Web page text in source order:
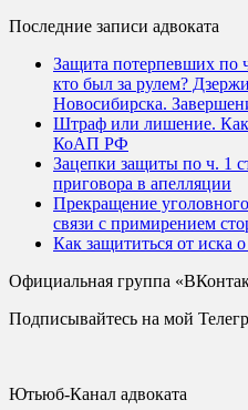
Последние записи адвоката
Защита потерпевших по
кто был за рулем?
Новосибирска.
Штраф или лишение. Как
КоАП РФ
Зацепки защиты по ч. 1
приговора в апелляции
Прекращение
связи с примирением
Как защититься от иска
Официальная группа
Подписывайтесь на мой
Ютьюб-Канал адвоката